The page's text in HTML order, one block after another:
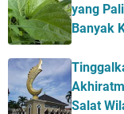
yang
Banyak
Salat